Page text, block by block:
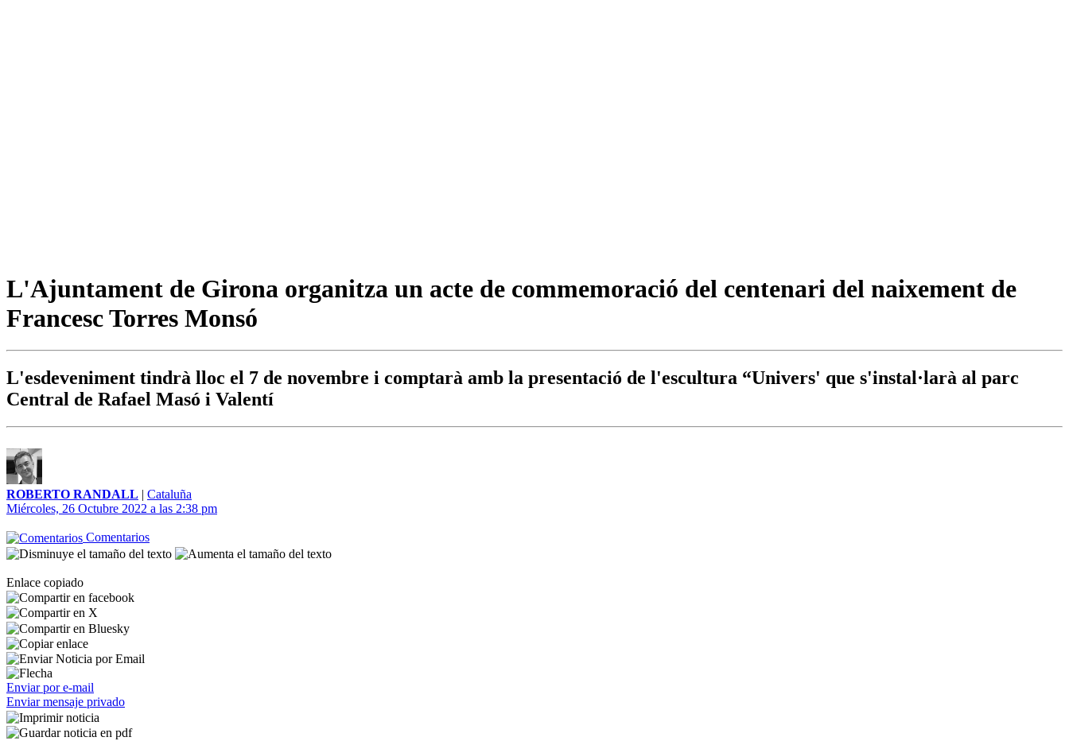
L'Ajuntament de Girona organitza un acte de commemoració del centenari del naixement de
Francesc Torres Monsó
L'esdeveniment tindrà lloc el 7 de novembre i comptarà amb la presentació de l'escultura “Univers' que s'instal·larà al parc
Central de Rafael Masó i Valentí
ROBERTO RANDALL | Cataluña
Miércoles, 26 Octubre 2022 a las 2:38 pm
Comentarios
Enlace copiado
Enviar por e-mail
Enviar mensaje privado